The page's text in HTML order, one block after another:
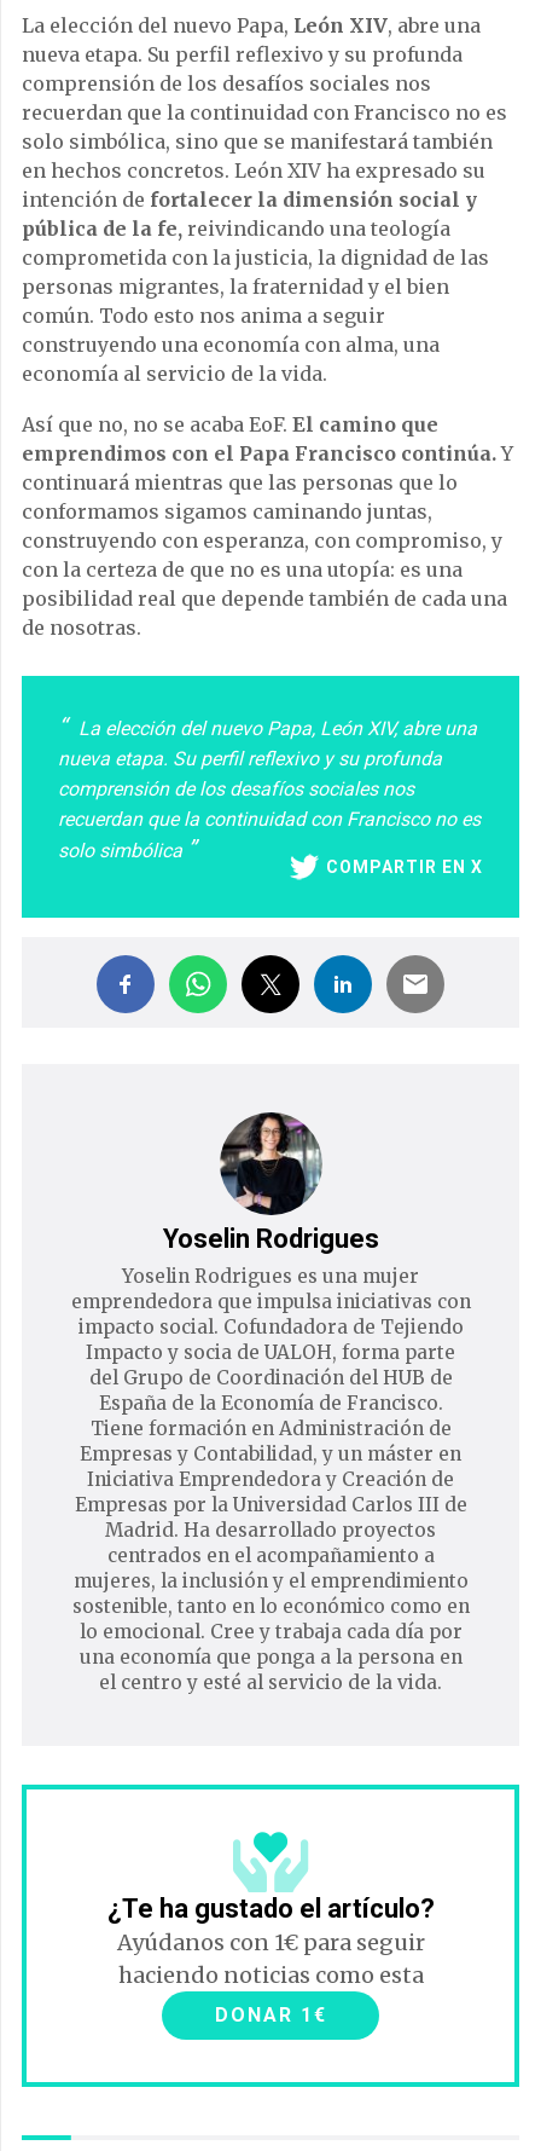
La elección del nuevo Papa, León XIV, abre una
nueva etapa. Su perfil reflexivo y su profunda
comprensión de los desafíos sociales nos
recuerdan que la continuidad con Francisco no es
solo simbólica, sino que se manifestará también
en hechos concretos. León XIV ha expresado su
intención de fortalecer la dimensión social y
pública de la fe, reivindicando una teología
comprometida con la justicia, la dignidad de las
personas migrantes, la fraternidad y el bien
común. Todo esto nos anima a seguir
construyendo una economía con alma, una
economía al servicio de la vida.
Así que no, no se acaba EoF. El camino que
emprendimos con el Papa Francisco continúa.Y
continuará mientras que las personas que lo
conformamos sigamos caminando juntas,
construyendo con esperanza, con compromiso, y
con la certeza de que no es una utopía: es una
posibilidad real que depende también de cada una
de nosotras.
La elección del nuevo Papa, León XIV, abre una
nueva etapa. Su perfil reflexivo y su profunda
comprensión de los desafíos sociales nos
recuerdan que la continuidad con Francisco no es
solo simbólica
COMPARTIR EN X
Yoselin Rodrigues
Yoselin Rodrigues es una mujer
emprendedora que impulsa iniciativas con
impacto social. Cofundadora de Tejiendo
Impacto y socia de UALOH, forma parte
del Grupo de Coordinación del HUB de
España de la Economía de Francisco.
Tiene formación en Administración de
Empresas y Contabilidad, y un máster en
Iniciativa Emprendedora y Creación de
Empresas por la Universidad Carlos III de
Madrid. Ha desarrollado proyectos
centrados en el acompañamiento a
mujeres, la inclusión y el emprendimiento
sostenible, tanto en lo económico como en
lo emocional. Cree y trabaja cada día por
una economía que ponga a la persona en
el centro y esté al servicio de la vida.
¿Te ha gustado el artículo?
Ayúdanos con 1€ para seguir
haciendo noticias como esta
DONAR 1€